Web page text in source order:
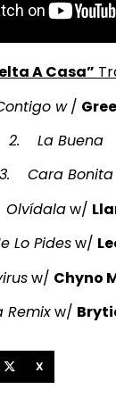
A Casa”
w/
2. La Buena
3. Cara Bonita
Olvídalaw/
Lo Pidesw/
w/ Chyno
Remixw/
X